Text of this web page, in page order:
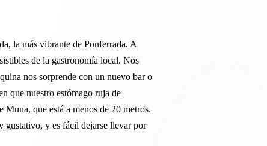
la más vibrante de Ponferrada. A
de la gastronomía local. Nos
nos sorprende con un nuevo bar o
que nuestro estómago ruja de
que está a menos de 20 metros.
gustativo, y es fácil dejarse llevar por